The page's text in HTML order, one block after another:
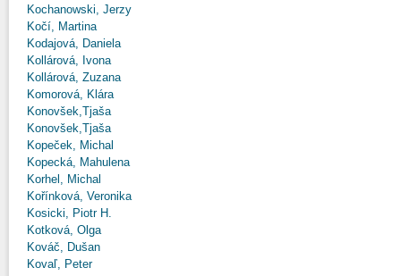
Kochanowski, Jerzy
Kočí, Martina
Kodajová, Daniela
Kollárová, Ivona
Kollárová, Zuzana
Komorová, Klára
Konovšek,Tjaša
Konovšek,Tjaša
Kopeček, Michal
Kopecká, Mahulena
Korhel, Michal
Kořínková, Veronika
Kosicki, Piotr H.
Kotková, Olga
Kováč, Dušan
Kovaľ, Peter